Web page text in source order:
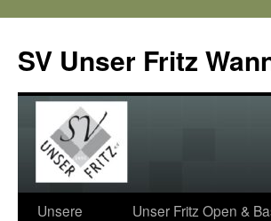
SV Unser Fritz
Zum
Unsere
Unser Fritz Open &